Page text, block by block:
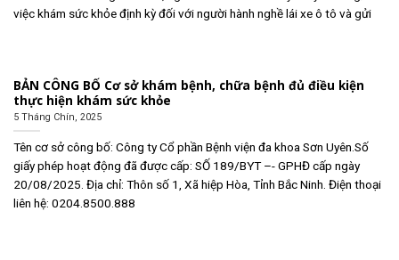
việc khám sức khỏe định kỳ đối với người hành nghề lái xe ô tô và gửi
BẢN CÔNG BỐ Cơ sở khám bệnh, chữa bệnh đủ điều kiện
thực hiện khám sức khỏe
5 Tháng Chín, 2025
Tên cơ sở công bố: Công ty Cổ phần Bệnh viện đa khoa Sơn Uyên.Số
giấy phép hoạt động đã được cấp: SỐ 189/BYT –- GPHĐ cấp ngày
20/08/2025. Địa chỉ: Thôn số 1, Xã hiệp Hòa, Tỉnh Bắc Ninh. Điện thoại
liên hệ: 0204.8500.888